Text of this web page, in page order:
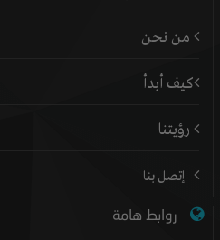
من نحن
كيف أبدأ
رؤيتنا
إتصل بنا
روابط هامة